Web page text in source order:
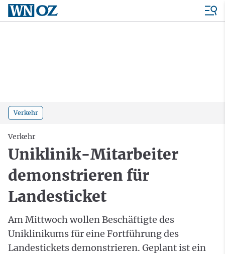
Verkehr
Verkehr
Uniklinik-Mitarbeiter
demonstrieren für
Landesticket
Am Mittwoch wollen Beschäftigte des
Uniklinikums für eine Fortführung des
Landestickets demonstrieren. Geplant ist ein